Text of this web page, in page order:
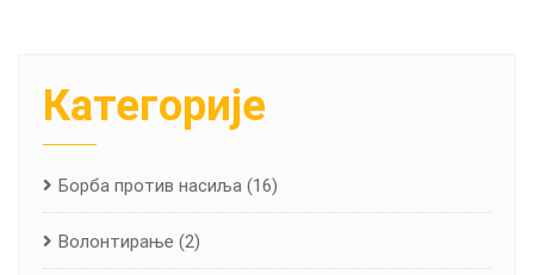
Категорије
Борба против насиља (16)
Волонтирање (2)